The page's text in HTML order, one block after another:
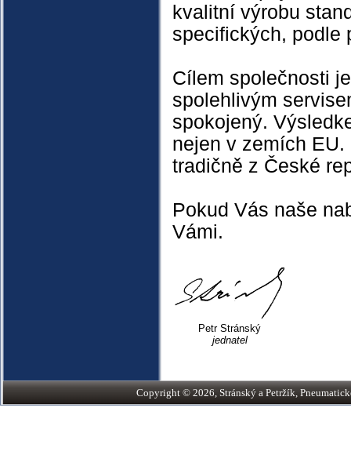
kvalitní výrobu
specifických, podle
Cílem společnosti
spolehlivým
spokojený.
nejen v zemích
tradičně z České
Pokud Vás naše
Vámi.
Petr Stránský
jednatel
Copyright © 2026, Stránský a Petržík,